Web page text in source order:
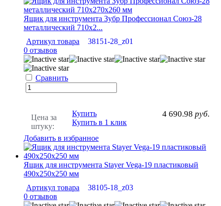
Ящик для инструмента Зубр Профессионал Союз-28
металлический 710х2...
Артикул товара
38151-28_z01
0 отзывов
Сравнить
Цена за
штуку:
4 690.98 руб.
Купить
Купить в 1 клик
Добавить в избранное
Ящик для инструмента Stayer Vega-19 пластиковый
490х250х250 мм
Артикул товара
38105-18_z03
0 отзывов